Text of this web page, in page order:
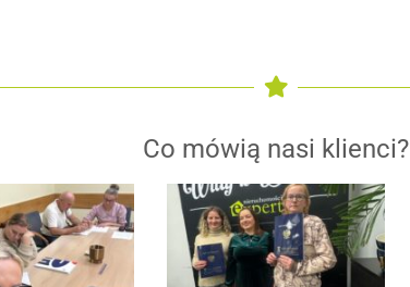
Co mówią nasi klienci?